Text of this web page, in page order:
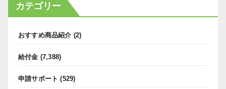
カテゴリー
おすすめ商品紹介 (2)
給付金 (7,388)
申請サポート (529)